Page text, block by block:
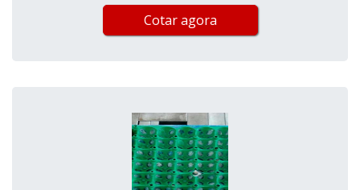
Cotar agora